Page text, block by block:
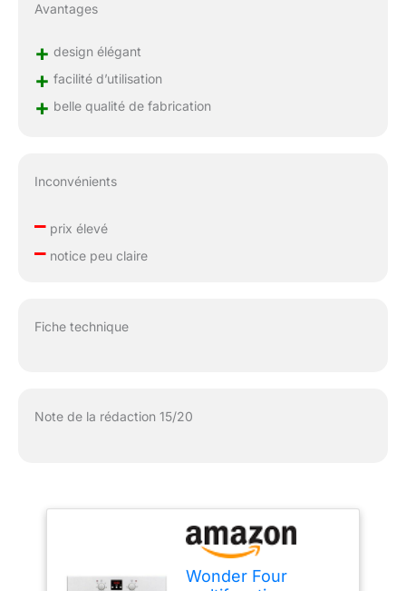
Avantages
+ design élégant
+ facilité d’utilisation
+ belle qualité de fabrication
Inconvénients
–prix élevé
–notice peu claire
Fiche technique
Note de la rédaction 15/20
Wonder Four